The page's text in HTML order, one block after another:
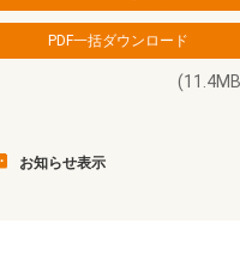
お知らせ表示